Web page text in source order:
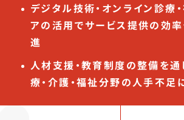
デジタル技術・オンライン診療
アの活用でサービス提供の効
進
人材支援・教育制度の整備を通
療・介護・福祉分野の人手不足